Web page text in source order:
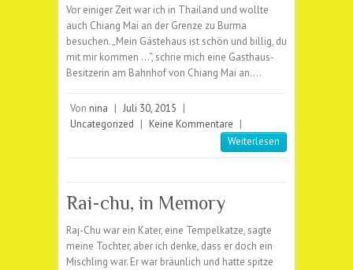
Vor einiger Zeit war ich in Thailand und wollte
auch Chiang Mai an der Grenze zu Burma
besuchen. „Mein Gästehaus ist schön und billig, du
mit mir kommen …“, schrie mich eine Gasthaus-
Besitzerin am Bahnhof von Chiang Mai an.…
Von nina | Juli 30, 2015 |
Uncategorized | Keine Kommentare |
Weiterlesen
Rai-chu, in Memory
Raj-Chu war ein Kater, eine Tempelkatze, sagte
meine Tochter, aber ich denke, dass er doch ein
Mischling war. Er war bräunlich und hatte spitze